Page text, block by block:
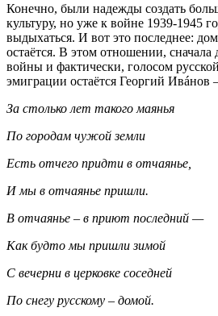
Конечно, были надежды создать
культуру, но уже к войне 1939-1945
выдыхаться. И вот это последнее:
остаётся. В этом отношении, сначала
войны и фактически, голосом
эмиграции остаётся Георгий Ивáнов
За столько лет такого маянья
По городам чужой земли
Есть отчего придти в отчаянье,
И мы в отчаянье пришли.
В отчаянье – в приют последний —
Как будто мы пришли зимой
С вечерни в церковке соседней
По снегу русскому – домой.